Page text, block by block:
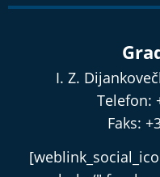
I. Z.
Telefon:
Faks: